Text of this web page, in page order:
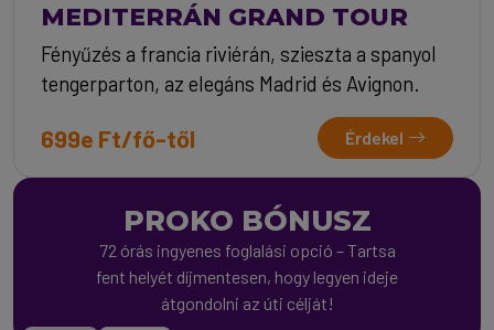
MEDITERRÁN GRAND TOUR
Fényűzés a francia riviérán, szieszta a spanyol
tengerparton, az elegáns Madrid és Avignon.
699e Ft/fő-től Érdekel
PROKO BÓNUSZ
72 órás ingyenes foglalási opció – Tartsa
fent helyét díjmentesen, hogy legyen ideje
átgondolni az úti célját!